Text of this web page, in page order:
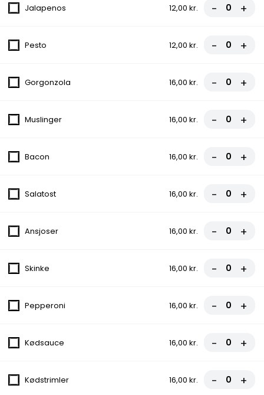
10. Oriental
fra 70,00 kr.
Oksefilet
119,00 kr.
Grill Bøf
99,00 kr.
Fiskefilet
99,00 kr.
Chicken Dipper
99,00 kr.
1/2 Kylling
Jalapenos 12,00 kr. - +
Pesto 12,00 kr. - +
Gorgonzola 16,00 kr. - +
Muslinger 16,00 kr. - +
Bacon 16,00 kr. - +
Salatost 16,00 kr. - +
Ansjoser 16,00 kr. - +
Skinke 16,00 kr. - +
Pepperoni 16,00 kr. - +
Kødsauce 16,00 kr. - +
Kødstrimler 16,00 kr. - +